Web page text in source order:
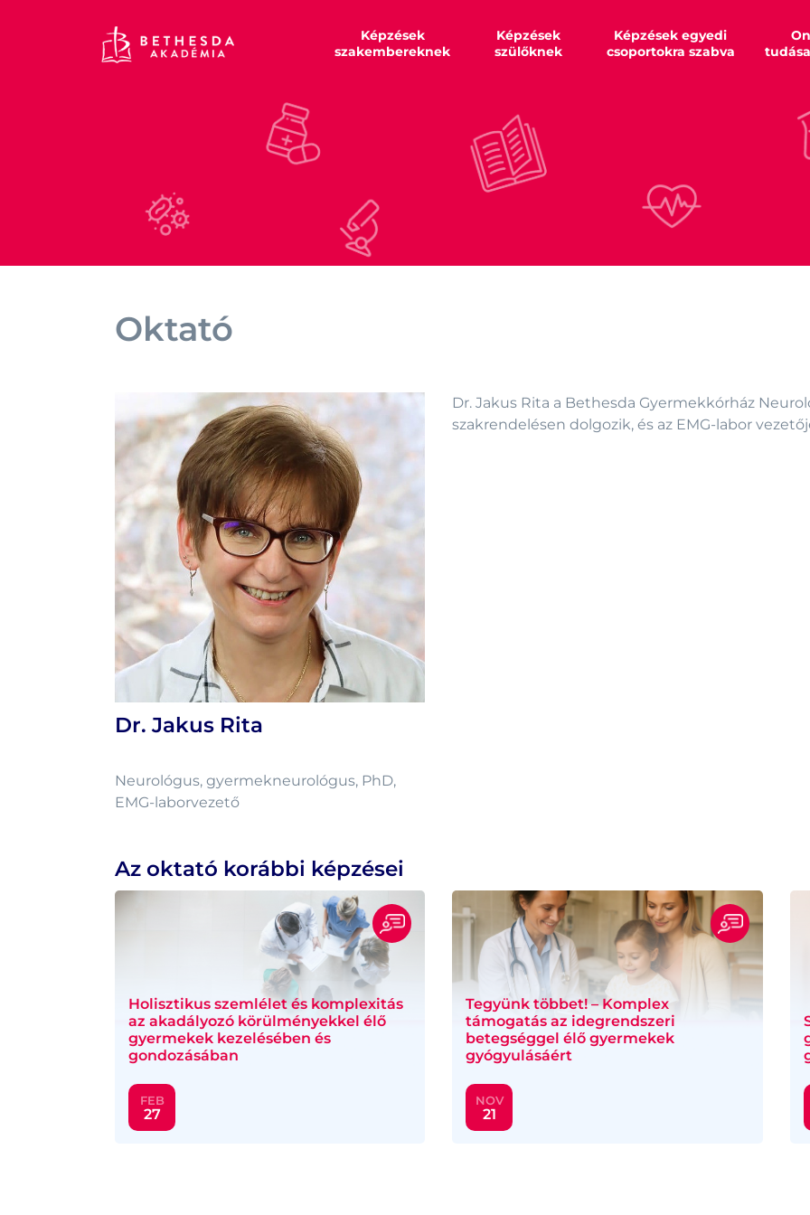
Képzések
szakembereknek
Képzések
szülőknek
Képzések egyedi
csoportokra szabva
Oktató
Dr. Jakus Rita
Neurológus, gyermekneurológus, PhD,
Dr. Jakus Rita a Bethesda Gyermekkórház
szakrendelésen dolgozik, és az EMG-labor
Az oktató korábbi képzései
Holisztikus szemlélet és komplexitás
az akadályozó körülményekkel élő
gyermekek kezelésében és
gondozásában
FEB
27
Tegyünk többet! – Komplex
támogatás az idegrendszeri
betegséggel élő gyermekek
gyógyulásáért
NOV
21